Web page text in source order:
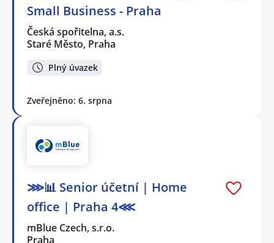
Small Business - Praha
Česká spořitelna, a.s.
Staré Město, Praha
Plný úvazek
Zveřejněno: 6. srpna
⋙📊 Senior účetní | Home
office | Praha 4⋘
mBlue Czech, s.r.o.
Praha